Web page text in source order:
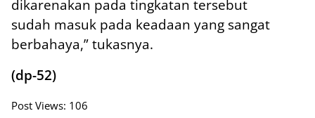
dikarenakan pada tingkatan tersebut
sudah masuk pada keadaan yang sangat
berbahaya,” tukasnya.
(dp-52)
Post Views: 106